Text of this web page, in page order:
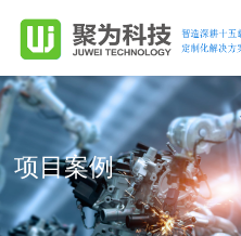
网站首页
关于我们
产品展示
项目案例